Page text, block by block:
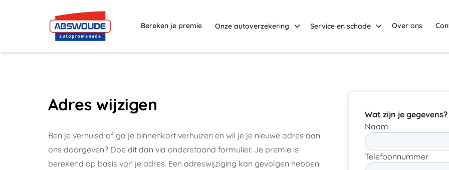
Bereken je premie Onze autoverzekering Service en schade Over ons
Adres wijzigen
Ben je verhuisd of ga je binnenkort verhuizen en wil je je nieuwe adres aan
ons doorgeven? Doe dit dan via onderstaand formulier. Je premie is
berekend op basis van je adres. Een adreswijziging kan gevolgen hebben
Wat zijn je gegevens?
Naam
Telefoonnummer